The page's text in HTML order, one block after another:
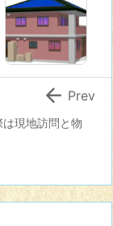
現地訪問と物
 Prev